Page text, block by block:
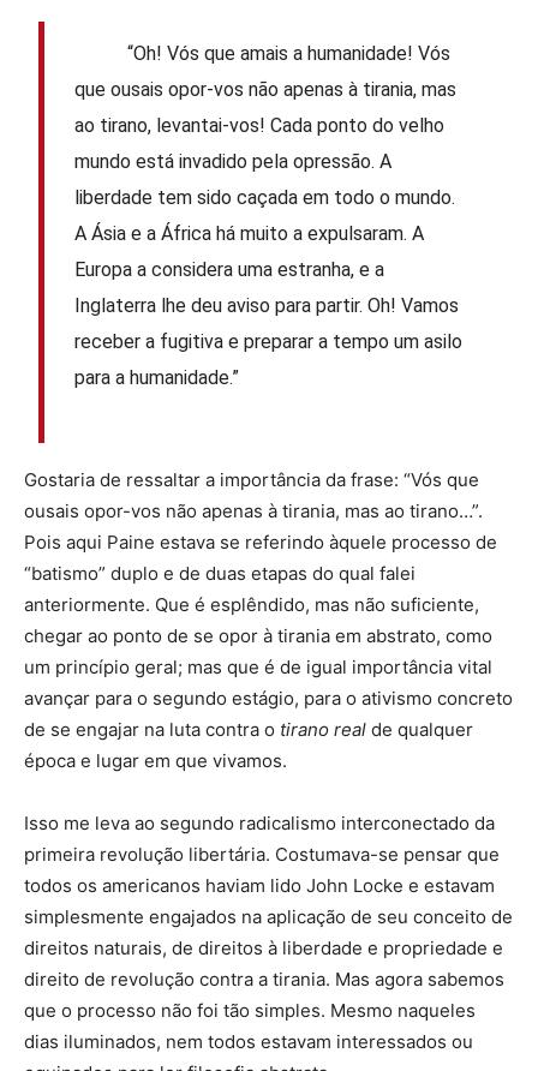
“Oh! Vós que amais a humanidade! Vós
que ousais opor-vos não apenas à tirania, mas
ao tirano, levantai-vos! Cada ponto do velho
mundo está invadido pela opressão. A
liberdade tem sido caçada em todo o mundo.
A Ásia e a África há muito a expulsaram. A
Europa a considera uma estranha, e a
Inglaterra lhe deu aviso para partir. Oh! Vamos
receber a fugitiva e preparar a tempo um asilo
para a humanidade.”
Gostaria de ressaltar a importância da frase: “Vós que
ousais opor-vos não apenas à tirania, mas ao tirano…”.
Pois aqui Paine estava se referindo àquele processo de
“batismo” duplo e de duas etapas do qual falei
anteriormente. Que é esplêndido, mas não suficiente,
chegar ao ponto de se opor à tirania em abstrato, como
um princípio geral; mas que é de igual importância vital
avançar para o segundo estágio, para o ativismo concreto
de se engajar na luta contra o tirano real de qualquer
época e lugar em que vivamos.
Isso me leva ao segundo radicalismo interconectado da
primeira revolução libertária. Costumava-se pensar que
todos os americanos haviam lido John Locke e estavam
simplesmente engajados na aplicação de seu conceito de
direitos naturais, de direitos à liberdade e propriedade e
direito de revolução contra a tirania. Mas agora sabemos
que o processo não foi tão simples. Mesmo naqueles
dias iluminados, nem todos estavam interessados ou